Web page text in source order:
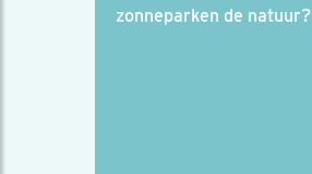
zonneparken de natuur?